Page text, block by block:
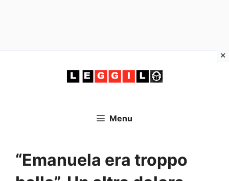
Menu
“Emanuela era troppo